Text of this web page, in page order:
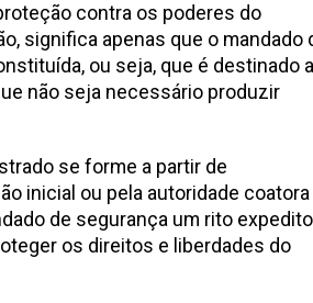
contra os poderes do
significa apenas que o mandado
ou seja, que é destinado
não seja necessário produzir
se forme a partir de
inicial ou pela autoridade coatora
de segurança um rito
os direitos e liberdades do